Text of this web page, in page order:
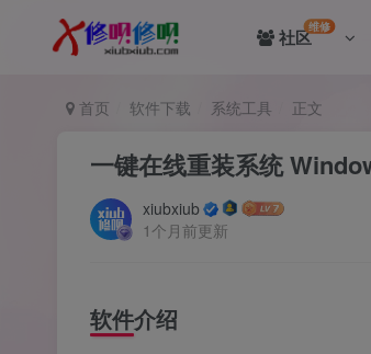
社区维修
首页 软件下载 系统工具 正文
一键在线重装系统
xiubxiub
1个月前更新
软件介绍